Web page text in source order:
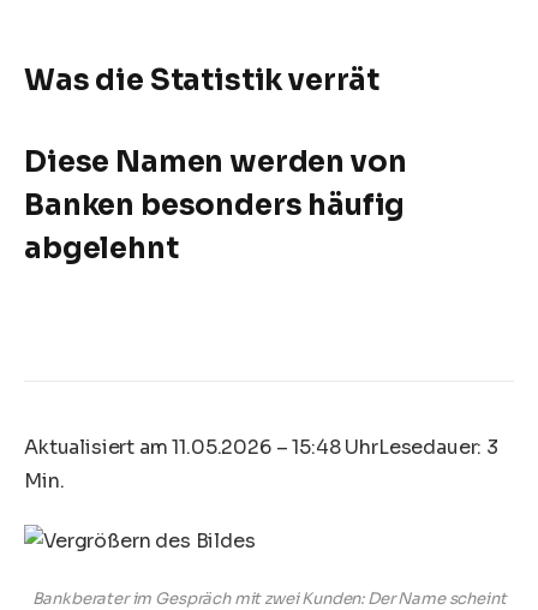
Was die Statistik verrät
Diese Namen werden von
Banken besonders häufig
abgelehnt
Aktualisiert am 11.05.2026 – 15:48 UhrLesedauer: 3
Min.
Bankberater im Gespräch mit zwei Kunden: Der Name scheint